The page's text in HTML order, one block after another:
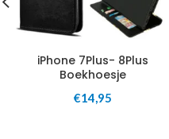
iPhone 7Plus- 8Plus
Boekhoesje
€14,95